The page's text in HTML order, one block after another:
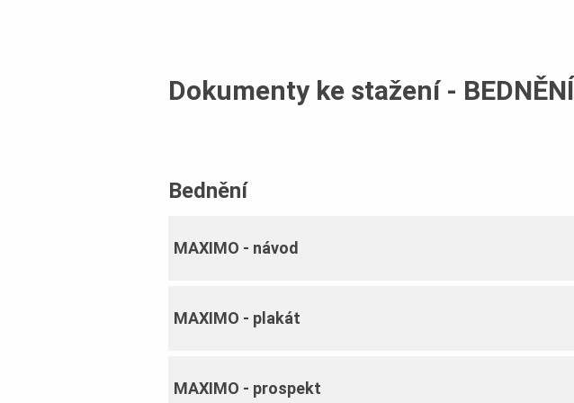
Dokumenty ke stažení - BEDNĚNÍ
Bednění
MAXIMO ‐ návod
MAXIMO ‐ plakát
MAXIMO ‐ prospekt